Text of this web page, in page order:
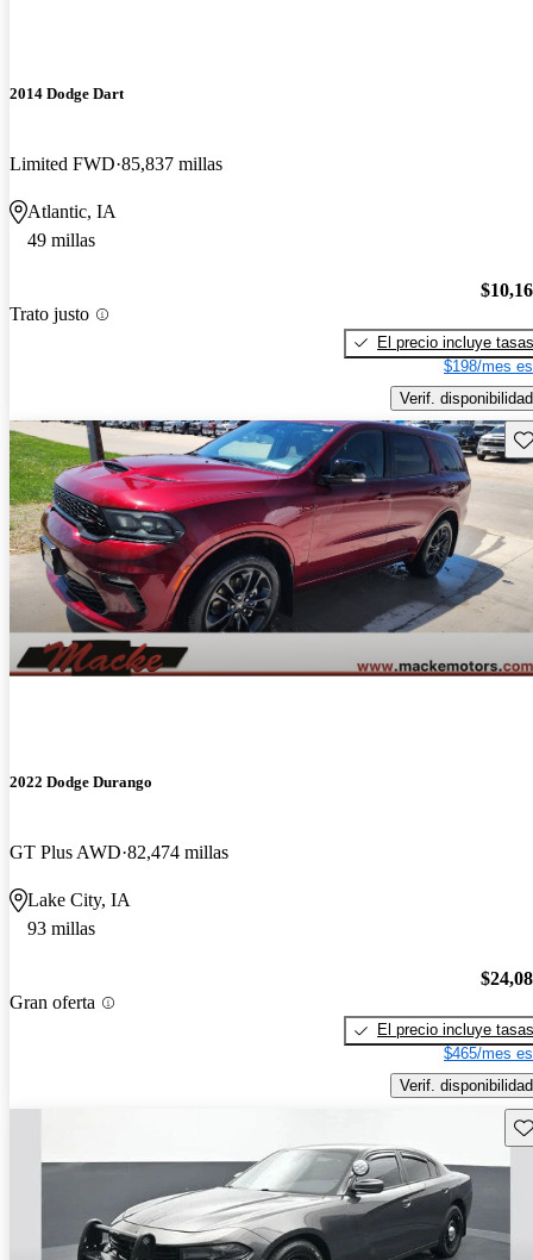
2014 Dodge Dart
Limited FWD 85,837 millas
Atlantic, IA
49 millas
Trato justo
El precio incluye tasas
$198/mes
Verif. disponibilidad
2022 Dodge Durango
GT Plus AWD 82,474 millas
Lake City, IA
93 millas
Gran oferta
El precio incluye tasas
$465/mes
Verif. disponibilidad